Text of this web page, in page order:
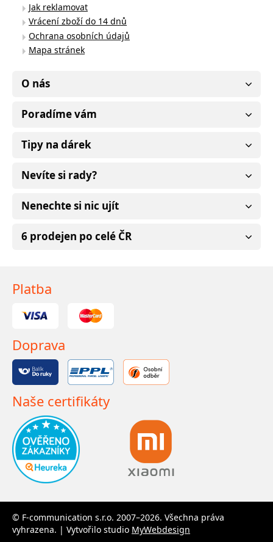
Jak reklamovat
Vrácení zboží do 14 dnů
Ochrana osobních údajů
Mapa stránek
O nás
Poradíme vám
Tipy na dárek
Nevíte si rady?
Nenechte si nic ujít
6 prodejen po celé ČR
Platba
Doprava
Naše certifikáty
© F-communication s.r.o. 2007–2026. Všechna práva
vyhrazena. | Vytvořilo studio MyWebdesign